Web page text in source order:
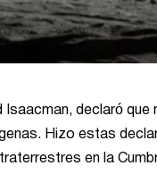
Isaacman, declaró
Hizo estas
en la